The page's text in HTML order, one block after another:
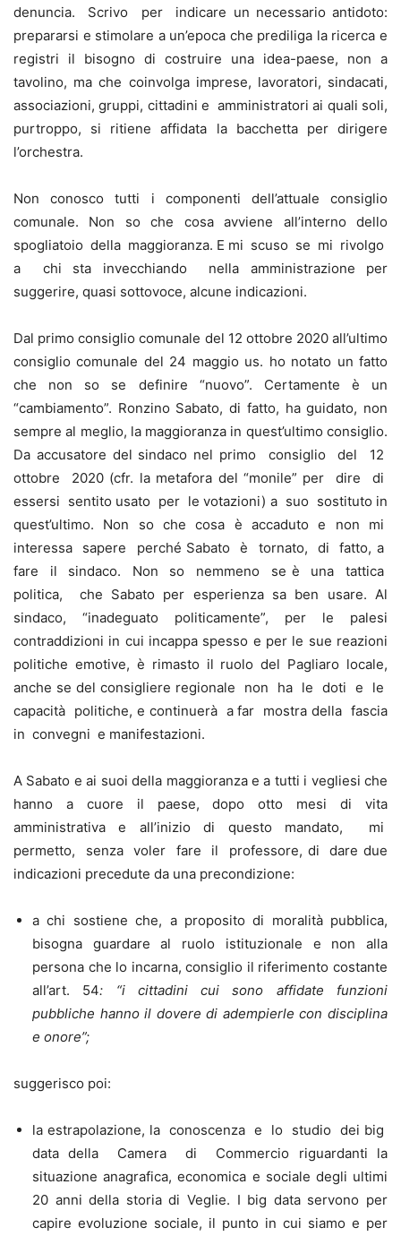
denuncia. Scrivo per indicare un necessario antidoto:
prepararsi e stimolare a un’epoca che prediliga la ricerca e
registri il bisogno di costruire una idea-paese, non a
tavolino, ma che coinvolga imprese, lavoratori, sindacati,
associazioni, gruppi, cittadini e amministratori ai quali soli,
purtroppo, si ritiene affidata la bacchetta per dirigere
l’orchestra.
Non conosco tutti i componenti dell’attuale consiglio
comunale. Non so che cosa avviene all’interno dello
spogliatoio della maggioranza. E mi scuso se mi rivolgo
a chi sta invecchiando nella amministrazione per
suggerire, quasi sottovoce, alcune indicazioni.
Dal primo consiglio comunale del 12 ottobre 2020 all’ultimo
consiglio comunale del 24 maggio us. ho notato un fatto
che non so se definire “nuovo”. Certamente è un
“cambiamento”. Ronzino Sabato, di fatto, ha guidato, non
sempre al meglio, la maggioranza in quest’ultimo consiglio.
Da accusatore del sindaco nel primo consiglio del 12
ottobre 2020 (cfr. la metafora del “monile” per dire di
essersi sentito usato per le votazioni) a suo sostituto in
quest’ultimo. Non so che cosa è accaduto e non mi
interessa sapere perché Sabato è tornato, di fatto, a
fare il sindaco. Non so nemmeno se è una tattica
politica, che Sabato per esperienza sa ben usare. Al
sindaco, “inadeguato politicamente”, per le palesi
contraddizioni in cui incappa spesso e per le sue reazioni
politiche emotive, è rimasto il ruolo del Pagliaro locale,
anche se del consigliere regionale non ha le doti e le
capacità politiche, e continuerà a far mostra della fascia
in convegni e manifestazioni.
A Sabato e ai suoi della maggioranza e a tutti i vegliesi che
hanno a cuore il paese, dopo otto mesi di vita
amministrativa e all’inizio di questo mandato, mi
permetto, senza voler fare il professore, di dare due
indicazioni precedute da una precondizione:
a chi sostiene che, a proposito di moralità pubblica,
bisogna guardare al ruolo istituzionale e non alla
persona che lo incarna, consiglio il riferimento costante
all’art. 54: “i cittadini cui sono affidate funzioni
pubbliche hanno il dovere di adempierle con disciplina
e onore”;
suggerisco poi:
la estrapolazione, la conoscenza e lo studio dei big
data della Camera di Commercio riguardanti la
situazione anagrafica, economica e sociale degli ultimi
20 anni della storia di Veglie. I big data servono per
capire evoluzione sociale, il punto in cui siamo e per